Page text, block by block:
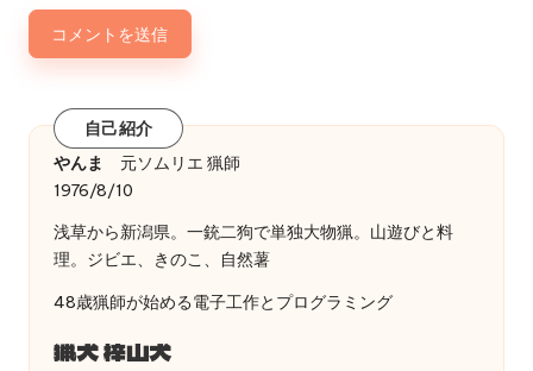
自己紹介
やんま
元ソムリエ 猟師
1976/8/10
浅草から新潟県。一銃二狗で単独大物猟。山遊びと料
理。ジビエ、きのこ、自然薯
48歳猟師が始める電子工作とプログラミング
猟犬 梓山犬